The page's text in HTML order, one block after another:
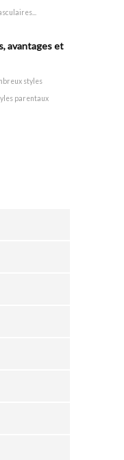
avantages et
styles
parentaux